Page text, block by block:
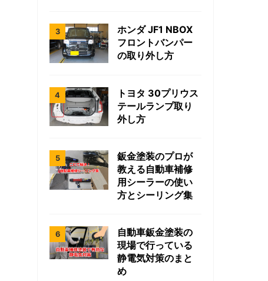
ホンダ JF1 NBOX
フロントバンパー
の取り外し方
トヨタ 30プリウス
テールランプ取り
外し方
鈑金塗装のプロが
教える自動車補修
用シーラーの使い
方とシーリング集
自動車鈑金塗装の
現場で行っている
静電気対策のまと
め